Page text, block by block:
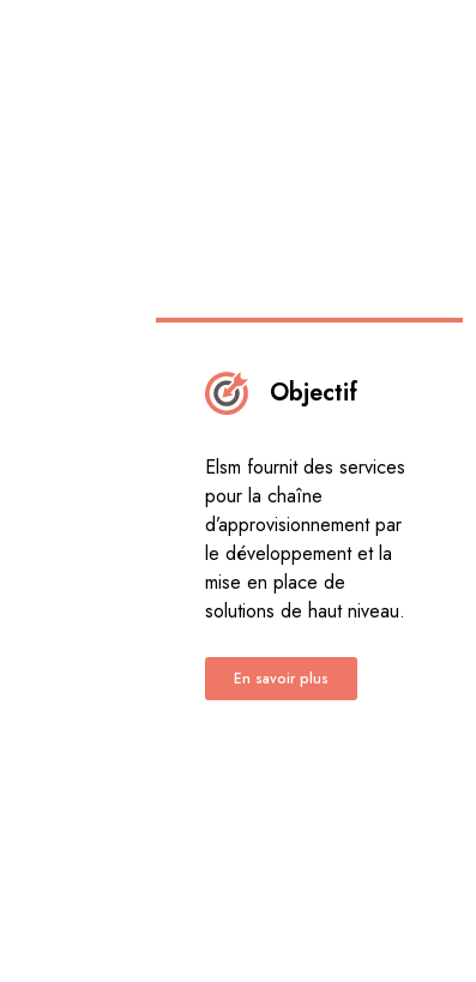
Objectif
Elsm fournit des services
pour la chaîne
d’approvisionnement par
le développement et la
mise en place de
solutions de haut niveau.
En savoir plus